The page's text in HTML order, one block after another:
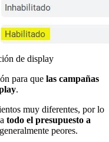
de display
para que las campañas
.
muy diferentes, por lo
todo el presupuesto a
peores.